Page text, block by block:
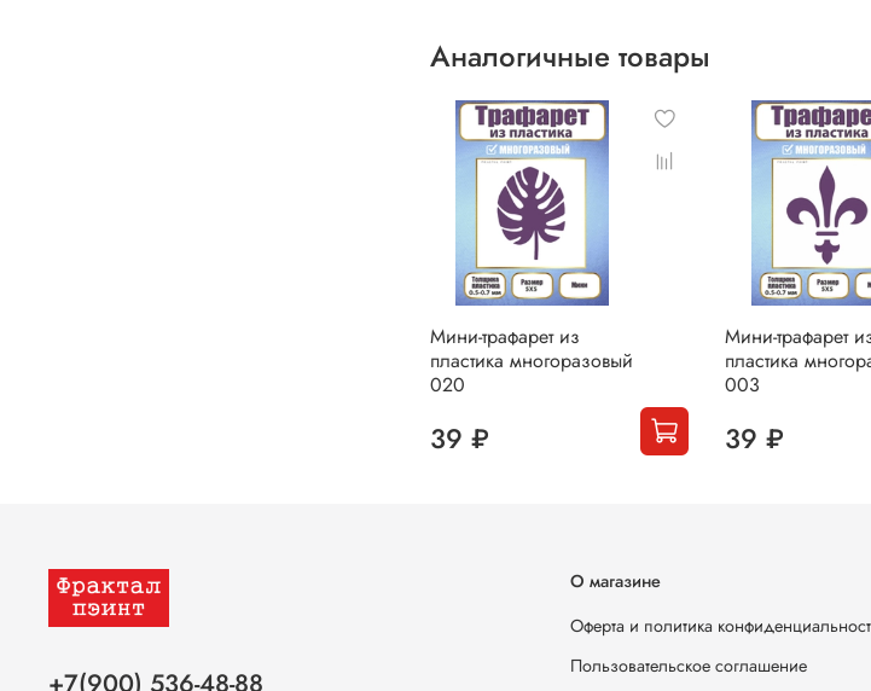
Аналогичные товары
Мини-трафарет из
пластика многоразовый
020
39 ₽
Мини-трафарет
пластика
003
39 ₽
О магазине
Оферта и политика
Пользовательское соглашение